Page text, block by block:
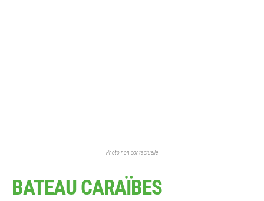
Photo non contactuelle
BATEAU CARAÏBES